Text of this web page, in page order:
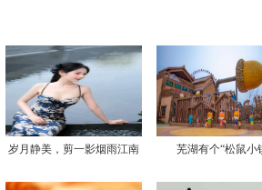
岁月静美，剪一影烟雨江南 芜湖有个“松鼠小